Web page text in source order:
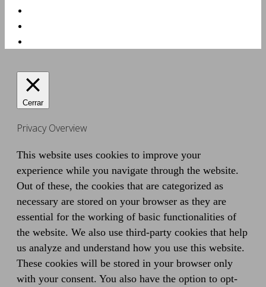
Cerrar
Privacy Overview
This website uses cookies to improve your
experience while you navigate through the website.
Out of these, the cookies that are categorized as
necessary are stored on your browser as they are
essential for the working of basic functionalities of
the website. We also use third-party cookies that help
us analyze and understand how you use this website.
These cookies will be stored in your browser only
with your consent. You also have the option to opt-